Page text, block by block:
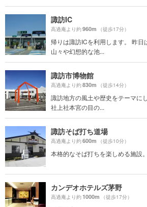
諏訪IC
高過庵より約960m （徒歩17分）
帰りは諏訪ICを利用します。 昨
山々や幻想的な池...
諏訪市博物館
高過庵より約830m （徒歩14分）
諏訪地方の風土や歴史をテーマに
社上社本宮の目の...
諏訪そば打ち道場
高過庵より約600m （徒歩10分）
本格的なそば打ちを楽しめる施設。
カンデオホテルズ茅野
高過庵より約1000m （徒歩17分）